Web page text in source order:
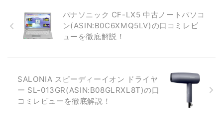
パナソニック CF-LX5 中古ノートパソコ
ン(ASIN:B0C6XMQ5LV)の口コミレビ
ューを徹底解説！
SALONIA スピーディーイオン ドライヤ
ー SL-013GR(ASIN:B08GLRXL8T)の口
コミレビューを徹底解説！